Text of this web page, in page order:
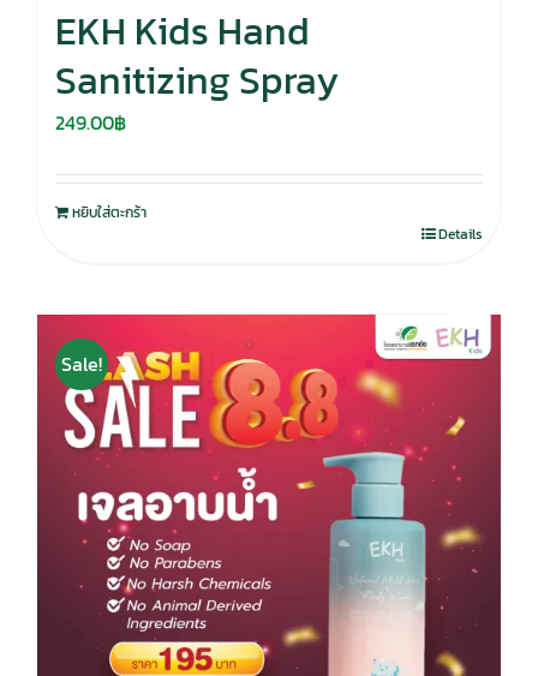
EKH Kids Hand
Sanitizing Spray
249.00฿
หยิบใส่ตะกร้า
Details
Sale!